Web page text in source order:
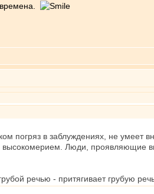
погряз в заблуждениях, не умеет
Люди, проявляющие
речью - притягивает грубую